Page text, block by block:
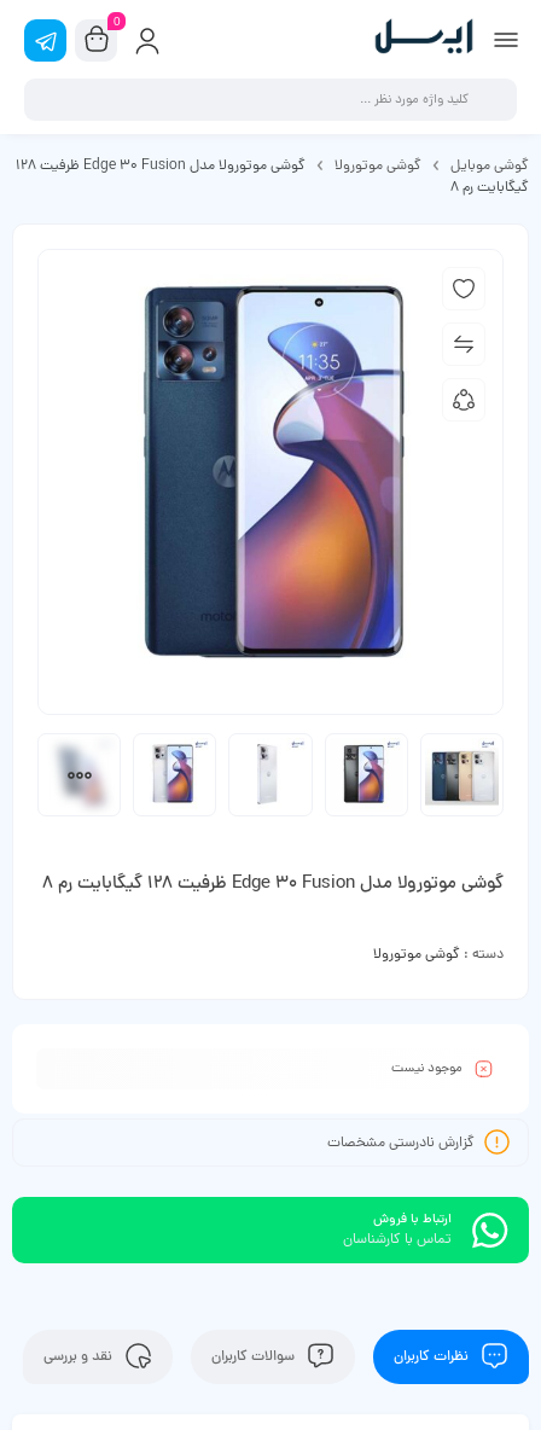
0
گوشی موبایل گوشی موتورولا
گوشی موتورولا مدل Edge 30 Fusion ظرفیت 128
گیگابایت رم 8
گوشی موتورولا مدل Edge 30 Fusion ظرفیت 128 گیگابایت رم 8
دسته : گوشی موتورولا
موجود نیست
گزارش نادرستی مشخصات
ارتباط با فروش
تماس با کارشناسان
نظرات کاربران سوالات کاربران نقد و بررسی